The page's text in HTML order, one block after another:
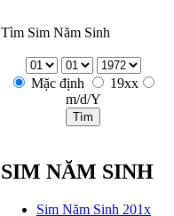
Tìm Sim Năm Sinh
Mặc định
19xx
m/d/Y
SIM NĂM SINH
Sim Năm Sinh 201x